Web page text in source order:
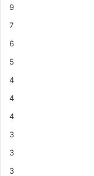
9
7
6
5
4
4
4
3
3
3